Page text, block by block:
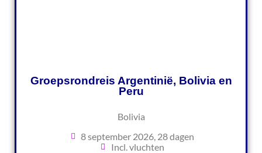
Groepsrondreis Argentinië, Bolivia en
Peru
Bolivia
8 september 2026, 28 dagen
Incl. vluchten